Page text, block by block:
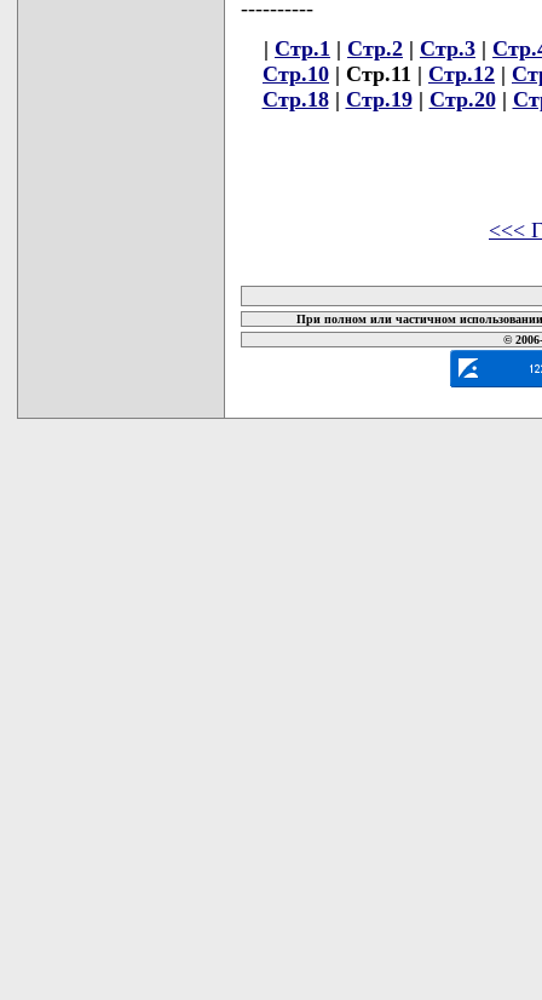
----------
| Стр.1 | Стр.2 | Стр.3 |
Стр.10 | Стр.11 | Стр.12 |
Стр.18| Стр.19| Стр.20|
<<<
При полном или частичном
©